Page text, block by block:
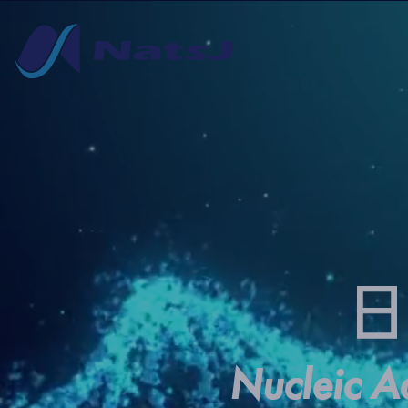
Nucleic